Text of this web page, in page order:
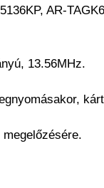
AR-
13.56MHz.